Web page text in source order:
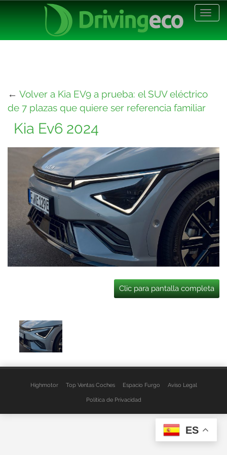
← Volver a Kia EV9 a prueba: el SUV eléctrico
de 7 plazas que quiere ser referencia familiar
Kia Ev6 2024
Clic para pantalla completa
Highmotor Top Ventas Coches Espacio Furgo Aviso Legal
Política de Privacidad
ES